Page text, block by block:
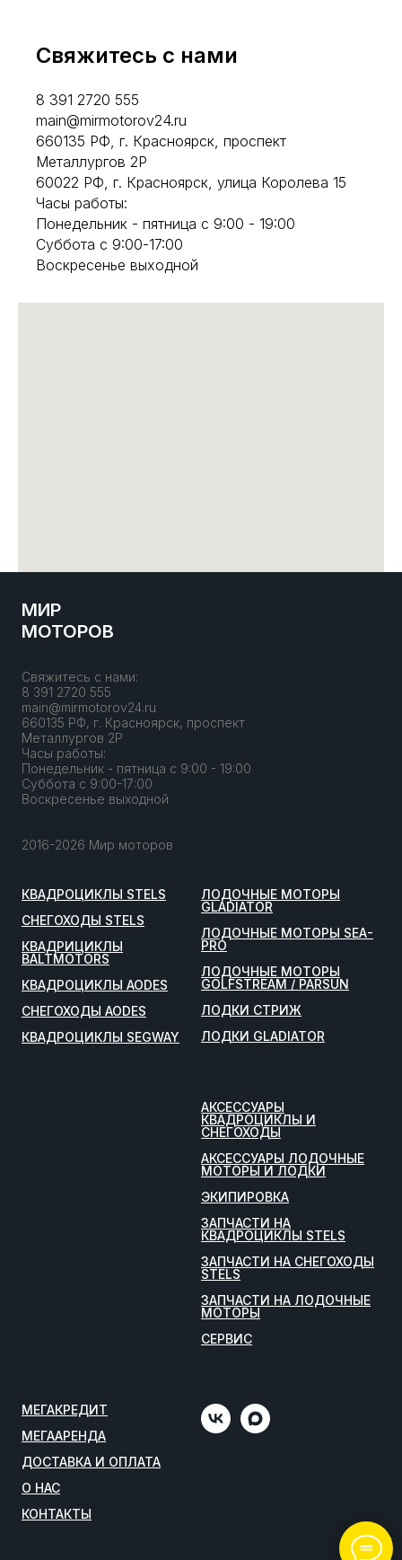
Свяжитесь с нами
8 391 2720 555
main@mirmotorov24.ru
660135 РФ, г. Красноярск, проспект
Металлургов 2Р
60022 РФ, г. Красноярск, улица Королева 15
Часы работы:
Понедельник - пятница с 9:00 - 19:00
Суббота с 9:00-17:00
Воскресенье выходной
МИР
МОТОРОВ
Свяжитесь с нами:
8 391 2720 555
main@mirmotorov24.ru
660135 РФ, г. Красноярск, проспект
Металлургов 2Р
Часы работы:
Понедельник - пятница с 9:00 - 19:00
Суббота с 9:00-17:00
Воскресенье выходной
2016-2026 Мир моторов
КВАДРОЦИКЛЫ STELS
СНЕГОХОДЫ STELS
КВАДРИЦИКЛЫ
BALTMOTORS
КВАДРОЦИКЛЫ AODES
СНЕГОХОДЫ AODES
КВАДРОЦИКЛЫ SEGWAY
ЛОДОЧНЫЕ МОТОРЫ
GLADIATOR
ЛОДОЧНЫЕ МОТОРЫ SEA-
PRO
ЛОДОЧНЫЕ МОТОРЫ
GOLFSTREAM / PARSUN
ЛОДКИ СТРИЖ
ЛОДКИ GLADIATOR
АКСЕССУАРЫ
КВАДРОЦИКЛЫ И
СНЕГОХОДЫ
АКСЕССУАРЫ ЛОДОЧНЫЕ
МОТОРЫ И ЛОДКИ
ЭКИПИРОВКА
ЗАПЧАСТИ НА
КВАДРОЦИКЛЫ STELS
ЗАПЧАСТИ НА СНЕГОХОДЫ
STELS
ЗАПЧАСТИ НА ЛОДОЧНЫЕ
МОТОРЫ
СЕРВИС
МЕГАКРЕДИТ
МЕГААРЕНДА
ДОСТАВКА И ОПЛАТА
О НАС
КОНТАКТЫ